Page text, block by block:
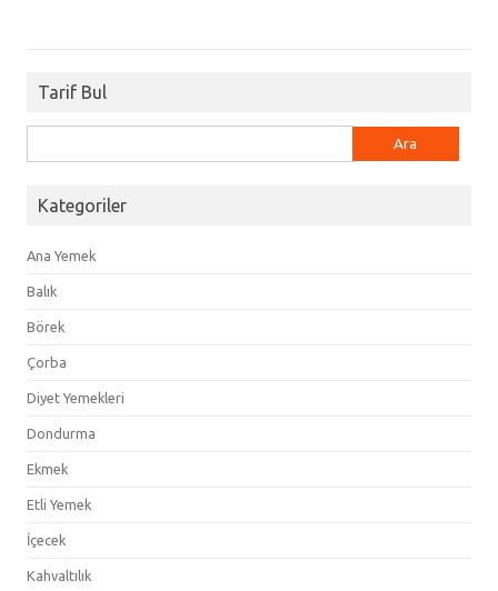
Tarif Bul
Kategoriler
Ana Yemek
Balık
Börek
Çorba
Diyet Yemekleri
Dondurma
Ekmek
Etli Yemek
İçecek
Kahvaltılık